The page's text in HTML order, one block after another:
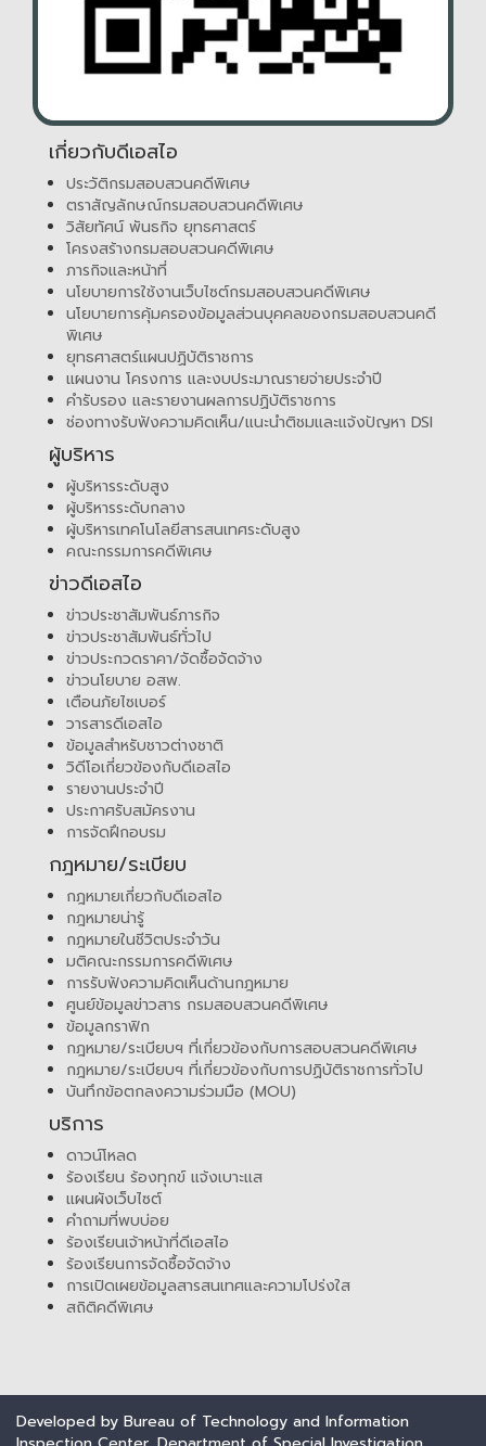
เกี่ยวกับดีเอสไอ
ประวัติกรมสอบสวนคดีพิเศษ
ตราสัญลักษณ์กรมสอบสวนคดีพิเศษ
วิสัยทัศน์ พันธกิจ ยุทธศาสตร์
โครงสร้างกรมสอบสวนคดีพิเศษ
ภารกิจและหน้าที่
นโยบายการใช้งานเว็บไซต์กรมสอบสวนคดีพิเศษ
นโยบายการคุ้มครองข้อมูลส่วนบุคคลของกรมสอบสวนคดี
พิเศษ
ยุทธศาสตร์แผนปฏิบัติราชการ
แผนงาน โครงการ และงบประมาณรายจ่ายประจำปี
คำรับรอง และรายงานผลการปฏิบัติราชการ
ช่องทางรับฟังความคิดเห็น/แนะนำติชมและแจ้งปัญหา DSI
ผู้บริหาร
ผู้บริหารระดับสูง
ผู้บริหารระดับกลาง
ผู้บริหารเทคโนโลยีสารสนเทศระดับสูง
คณะกรรมการคดีพิเศษ
ข่าวดีเอสไอ
ข่าวประชาสัมพันธ์ภารกิจ
ข่าวประชาสัมพันธ์ทั่วไป
ข่าวประกวดราคา/จัดซื้อจัดจ้าง
ข่าวนโยบาย อสพ.
เตือนภัยไซเบอร์
วารสารดีเอสไอ
ข้อมูลสำหรับชาวต่างชาติ
วิดีโอเกี่ยวข้องกับดีเอสไอ
รายงานประจำปี
ประกาศรับสมัครงาน
การจัดฝึกอบรม
กฎหมาย/ระเบียบ
กฎหมายเกี่ยวกับดีเอสไอ
กฎหมายน่ารู้
กฎหมายในชีวิตประจำวัน
มติคณะกรรมการคดีพิเศษ
การรับฟังความคิดเห็นด้านกฎหมาย
ศูนย์ข้อมูลข่าวสาร กรมสอบสวนคดีพิเศษ
ข้อมูลกราฟิก
กฎหมาย/ระเบียบฯ ที่เกี่ยวข้องกับการสอบสวนคดีพิเศษ
กฎหมาย/ระเบียบฯ ที่เกี่ยวข้องกับการปฏิบัติราชการทั่วไป
บันทึกข้อตกลงความร่วมมือ (MOU)
บริการ
ดาวน์โหลด
ร้องเรียน ร้องทุกข์ แจ้งเบาะแส
แผนผังเว็บไซต์
คำถามที่พบบ่อย
ร้องเรียนเจ้าหน้าที่ดีเอสไอ
ร้องเรียนการจัดซื้อจัดจ้าง
การเปิดเผยข้อมูลสารสนเทศและความโปร่งใส
สถิติคดีพิเศษ
Developed by Bureau of Technology and Information